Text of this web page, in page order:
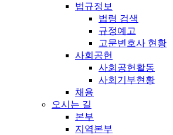
법규정보
법령 검색
규정예고
고문변호사 현황
사회공헌
사회공헌활동
사회기부현황
채용
오시는 길
본부
지역본부